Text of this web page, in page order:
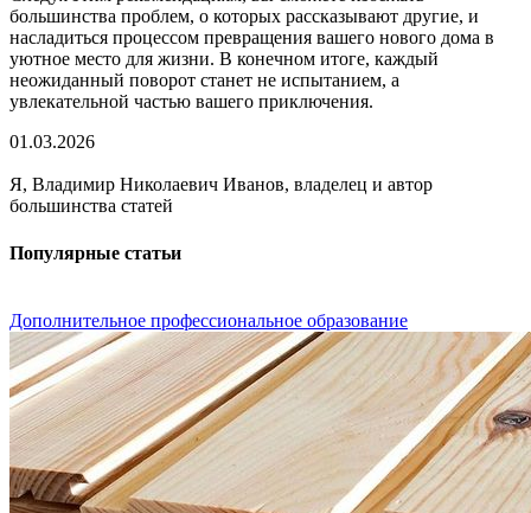
большинства проблем, о которых рассказывают другие, и
насладиться процессом превращения вашего нового дома в
уютное место для жизни. В конечном итоге, каждый
неожиданный поворот станет не испытанием, а
увлекательной частью вашего приключения.
01.03.2026
Я, Владимир Николаевич Иванов, владелец и автор
большинства статей
Популярные статьи
Дополнительное профессиональное образование